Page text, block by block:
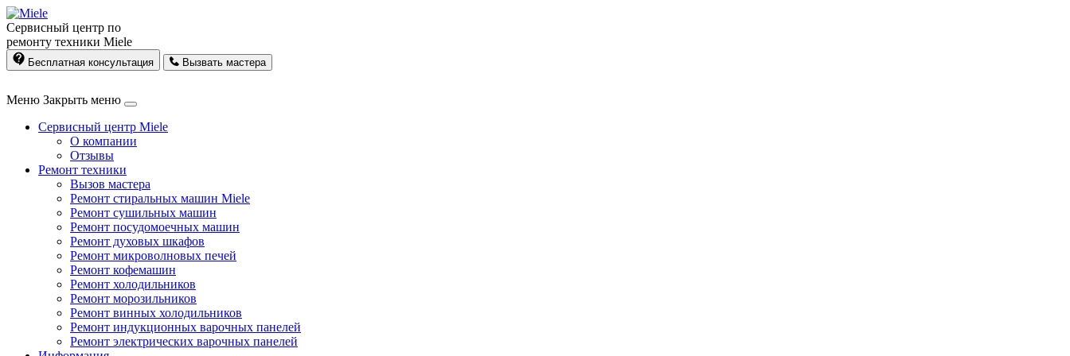
Сервисный центр по
ремонту техники Miele
Бесплатная консультация Вызвать мастера
Меню Закрыть меню
Сервисный центр Miele
О компании
Отзывы
Ремонт техники
Вызов мастера
Ремонт стиральных машин Miele
Ремонт сушильных машин
Ремонт посудомоечных машин
Ремонт духовых шкафов
Ремонт микроволновых печей
Ремонт кофемашин
Ремонт холодильников
Ремонт морозильников
Ремонт винных холодильников
Ремонт индукционных варочных панелей
Ремонт электрических варочных панелей